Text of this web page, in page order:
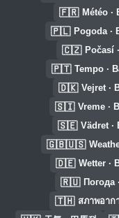
🇫🇷 Météo ·
🇵🇱 Pogoda ·
🇨🇿 Počasí
🇵🇹 Tempo ·
🇩🇰 Vejret ·
🇸🇮 Vreme ·
🇸🇪 Vädret ·
🇬🇧🇺🇸
🇩🇪 Wetter ·
🇷🇺 Погода
🇹🇭 สภาพอาก